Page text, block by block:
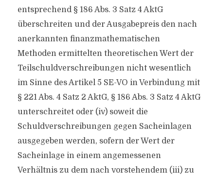
entsprechend § 186 Abs. 3 Satz 4 AktG
überschreiten und der Ausgabepreis den nach
anerkannten finanzmathematischen
Methoden ermittelten theoretischen Wert der
Teilschuldverschreibungen nicht wesentlich
im Sinne des Artikel 5 SE-VO in Verbindung mit
§ 221 Abs. 4 Satz 2 AktG, § 186 Abs. 3 Satz 4 AktG
unterschreitet oder (iv) soweit die
Schuldverschreibungen gegen Sacheinlagen
ausgegeben werden, sofern der Wert der
Sacheinlage in einem angemessenen
Verhältnis zu dem nach vorstehendem (iii) zu